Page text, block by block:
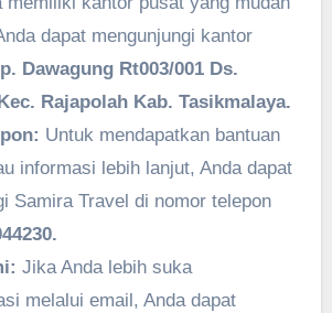
dapat mengunjungi kantor
Dawagung Rt003/001 Ds.
Rajapolah Kab. Tasikmalaya.
Untuk mendapatkan bantuan
informasi lebih lanjut, Anda dapat
Samira Travel di nomor telepon
Jika Anda lebih suka
melalui email, Anda dapat